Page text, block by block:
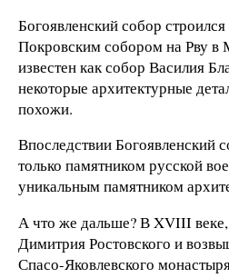
Богоявленский собор
Покровским собором на Рву в
известен как собор Василия
некоторые архитектурные
похожи.
Впоследствии Богоявленский
только памятником русской
уникальным памятником
А что же дальше? В XVIII веке,
Димитрия Ростовского и
Спасо-Яковлевского